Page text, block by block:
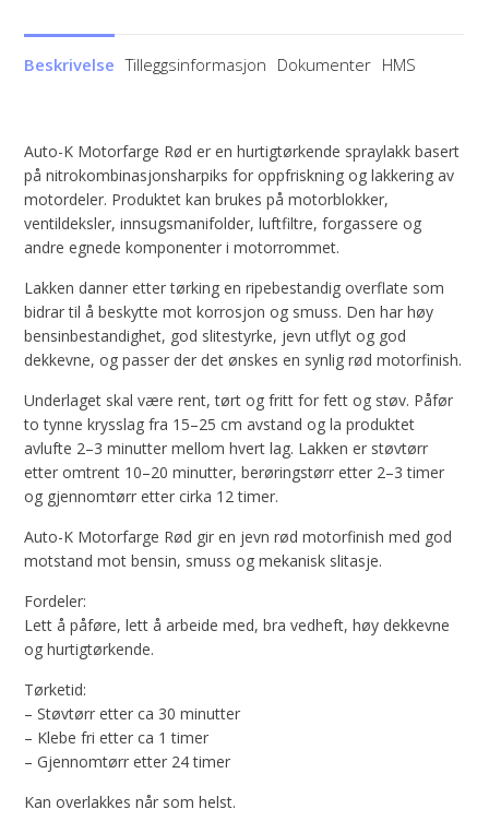
Beskrivelse Tilleggsinformasjon Dokumenter HMS
Auto-K Motorfarge Rød er en hurtigtørkende spraylakk basert
på nitrokombinasjonsharpiks for oppfriskning og lakkering av
motordeler. Produktet kan brukes på motorblokker,
ventildeksler, innsugsmanifolder, luftfiltre, forgassere og
andre egnede komponenter i motorrommet.
Lakken danner etter tørking en ripebestandig overflate som
bidrar til å beskytte mot korrosjon og smuss. Den har høy
bensinbestandighet, god slitestyrke, jevn utflyt og god
dekkevne, og passer der det ønskes en synlig rød motorfinish.
Underlaget skal være rent, tørt og fritt for fett og støv. Påfør
to tynne krysslag fra 15–25 cm avstand og la produktet
avlufte 2–3 minutter mellom hvert lag. Lakken er støvtørr
etter omtrent 10–20 minutter, berøringstørr etter 2–3 timer
og gjennomtørr etter cirka 12 timer.
Auto-K Motorfarge Rød gir en jevn rød motorfinish med god
motstand mot bensin, smuss og mekanisk slitasje.
Fordeler:
Lett å påføre, lett å arbeide med, bra vedheft, høy dekkevne
og hurtigtørkende.
Tørketid:
– Støvtørr etter ca 30 minutter
– Klebe fri etter ca 1 timer
– Gjennomtørr etter 24 timer
Kan overlakkes når som helst.